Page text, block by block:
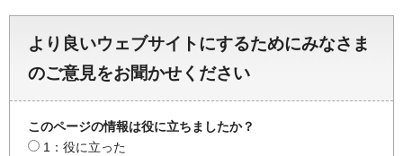
より良いウェブサイトにするためにみなさま
のご意見をお聞かせください
このページの情報は役に立ちましたか？
1：役に立った